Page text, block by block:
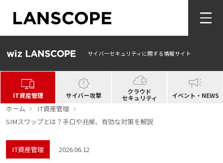
サイバーセキュリティに関する情報サイト
IT資産管理 サイバー攻撃 クラウド
セキュリティ イベント・NEWS
ホーム
IT資産管理
SIMスワップとは？手口や兆候、有効な対策を解説
IT資産管理 2026.06.12